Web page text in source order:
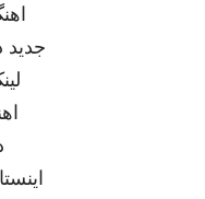
جدید